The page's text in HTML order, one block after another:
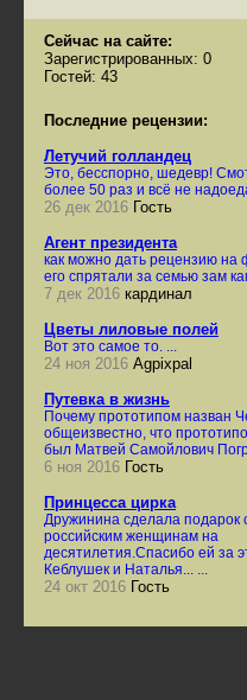
Сейчас на сайте:
Зарегистрированных: 0
Гостей: 43
Последние рецензии:
Летучий голландец
Это, бесспорно, шедевр!
более 50 раз и всё не
26 дек 2016 Гость
Агент президента
как можно дать рецензию на
его спрятали за семью зам
7 дек 2016 кардинал
Цветы лиловые полей
Вот это самое то. ...
24 ноя 2016 Agpixpal
Путевка в жизнь
Почему прототипом назван
общеизвестно, что
был Матвей Самойлович
6 ноя 2016 Гость
Принцесса цирка
Дружинина сделала подарок
российским женщинам на
десятилетия.Спасибо ей за
Кеблушек и Наталья... ...
24 окт 2016 Гость